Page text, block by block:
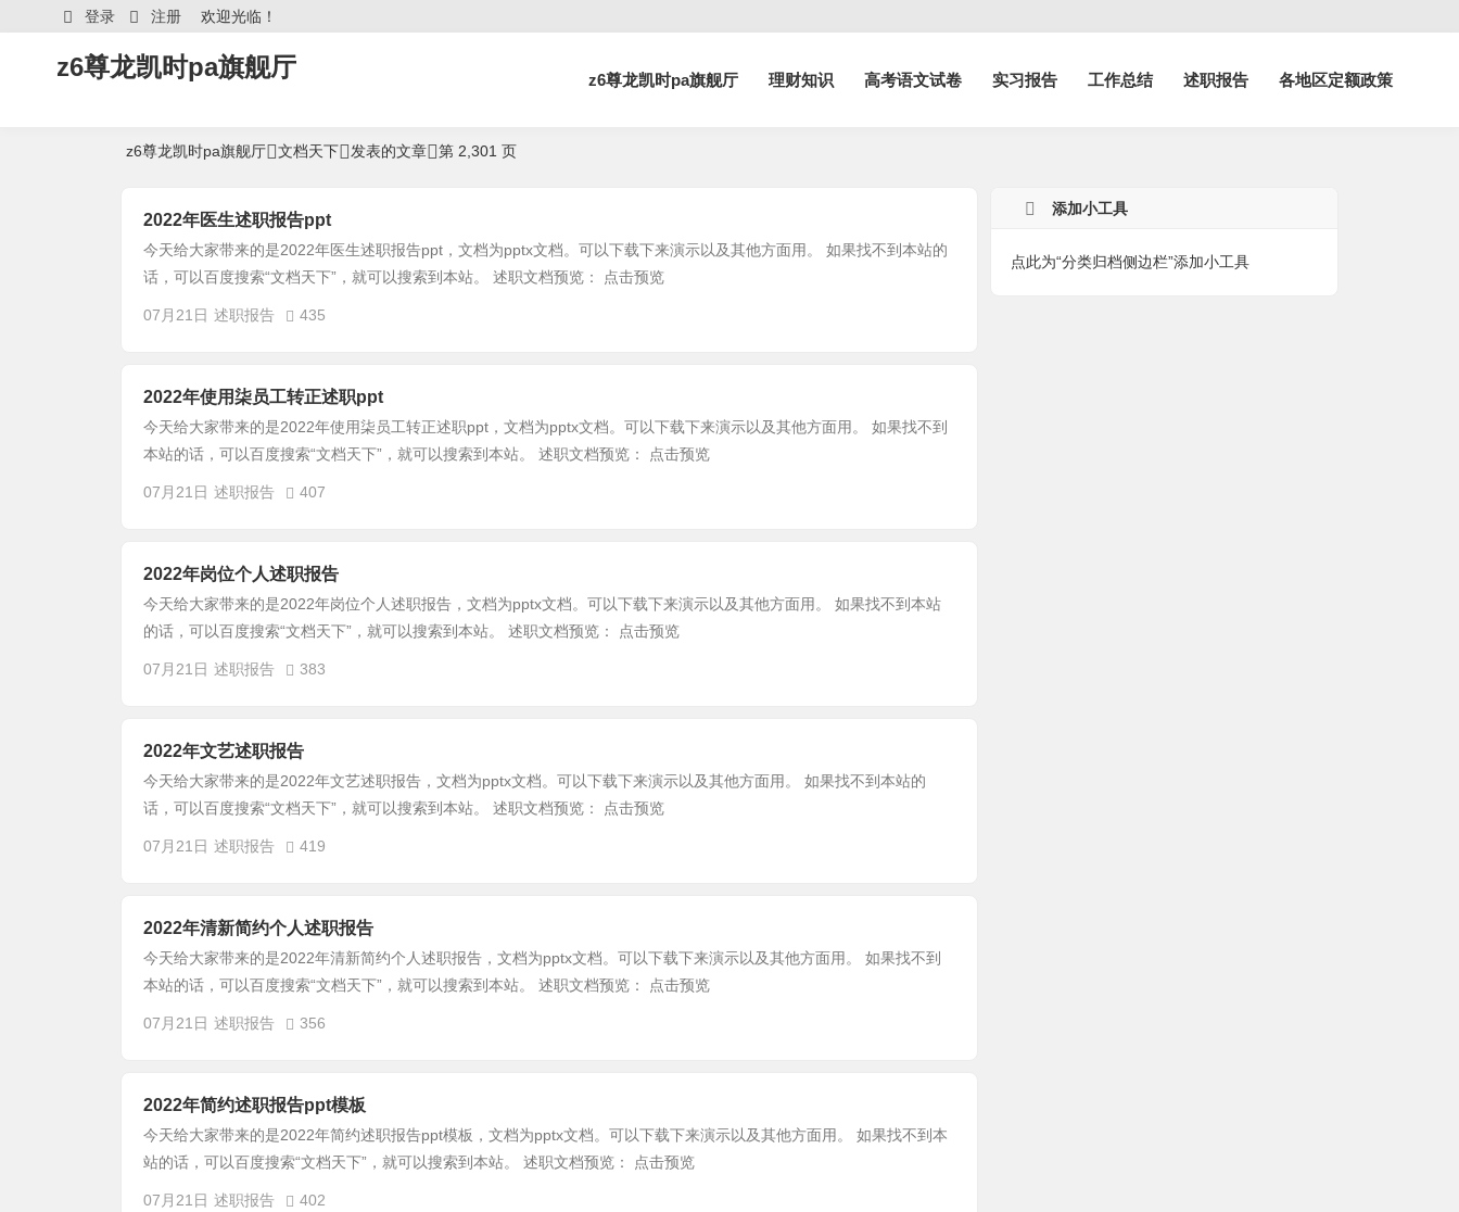
欢迎光临！
登录 注册
z6尊龙凯时pa旗舰厅 z6尊龙凯时pa旗舰厅 理财知识 高考语文试卷 实习报告 工作总结 述职报告 各地区定额政策
z6尊龙凯时pa旗舰厅 文档天下 发表的文章 第 2,301 页
文档天下 发表的所有文章 | 文档天下-Z6尊龙凯时pa旗舰厅
2022年医生述职报告ppt
今天给大家带来的是2022年医生述职报告ppt，文档为pptx文档。可以下载下来演示以及其他方面用。 如果找不到本站的
话，可以百度搜索“文档天下”，就可以搜索到本站。 述职文档预览： 点击预览
07月21日 述职报告 435
2022年使用柒员工转正述职ppt
今天给大家带来的是2022年使用柒员工转正述职ppt，文档为pptx文档。可以下载下来演示以及其他方面用。 如果找不到
本站的话，可以百度搜索“文档天下”，就可以搜索到本站。 述职文档预览： 点击预览
07月21日 述职报告 407
2022年岗位个人述职报告
今天给大家带来的是2022年岗位个人述职报告，文档为pptx文档。可以下载下来演示以及其他方面用。 如果找不到本站
的话，可以百度搜索“文档天下”，就可以搜索到本站。 述职文档预览： 点击预览
07月21日 述职报告 383
2022年文艺述职报告
今天给大家带来的是2022年文艺述职报告，文档为pptx文档。可以下载下来演示以及其他方面用。 如果找不到本站的
话，可以百度搜索“文档天下”，就可以搜索到本站。 述职文档预览： 点击预览
07月21日 述职报告 419
2022年清新简约个人述职报告
今天给大家带来的是2022年清新简约个人述职报告，文档为pptx文档。可以下载下来演示以及其他方面用。 如果找不到
本站的话，可以百度搜索“文档天下”，就可以搜索到本站。 述职文档预览： 点击预览
07月21日 述职报告 356
2022年简约述职报告ppt模板
今天给大家带来的是2022年简约述职报告ppt模板，文档为pptx文档。可以下载下来演示以及其他方面用。 如果找不到本
站的话，可以百度搜索“文档天下”，就可以搜索到本站。 述职文档预览： 点击预览
07月21日 述职报告 402
添加小工具
点此为“分类归档侧边栏”添加小工具